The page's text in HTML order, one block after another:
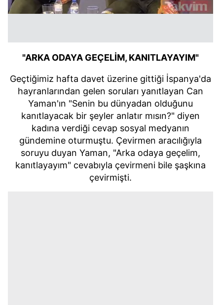
"ARKA ODAYA GEÇELİM, KANITLAYAYIM"
Geçtiğimiz hafta davet üzerine gittiği İspanya'da
hayranlarından gelen soruları yanıtlayan Can
Yaman'ın "Senin bu dünyadan olduğunu
kanıtlayacak bir şeyler anlatır mısın?" diyen
kadına verdiği cevap sosyal medyanın
gündemine oturmuştu. Çevirmen aracılığıyla
soruyu duyan Yaman, "Arka odaya geçelim,
kanıtlayayım" cevabıyla çevirmeni bile şaşkına
çevirmişti.